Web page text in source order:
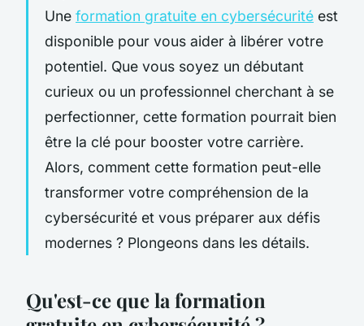
Une formation gratuite en cybersécurité est
disponible pour vous aider à libérer votre
potentiel. Que vous soyez un débutant
curieux ou un professionnel cherchant à se
perfectionner, cette formation pourrait bien
être la clé pour booster votre carrière.
Alors, comment cette formation peut-elle
transformer votre compréhension de la
cybersécurité et vous préparer aux défis
modernes ? Plongeons dans les détails.
Qu'est-ce que la formation